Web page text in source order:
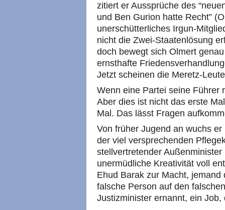
zitiert er Aussprüche des
und Ben Gurion hatte Recht”
unerschütterliches Irgun-
nicht die Zwei-Staatenlösung
doch bewegt sich Olmert
ernsthafte
Jetzt scheinen die Meretz-
Wenn eine Partei seine Führer
Aber dies ist nicht das erste
Mal. Das lässt Fragen
Von früher Jugend an wuchs
der viel versprechenden
stellvertretender
unermüdliche Kreativität voll
Ehud Barak zur Macht,
falsche Person auf den
Justizminister ernannt, ein